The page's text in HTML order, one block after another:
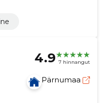
4.9 7 hinnangut
Pärnumaa